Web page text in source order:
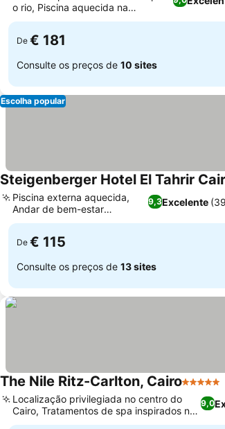
o rio, Piscina aquecida na
cobertura
De € 181
Consulte os preços de 10 sites
Escolha popular
Steigenberger Hotel El Tahrir
9,3Excelente
Piscina externa aquecida,
Andar de bem-estar
completo
De € 115
Consulte os preços de 13 sites
The Nile Ritz-Carlton, Cairo5
9,0
Localização privilegiada no centro do
Cairo, Tratamentos de spa inspirados no
Antigo Egito